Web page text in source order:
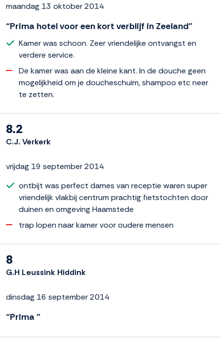
maandag 13 oktober 2014
“Prima hotel voor een kort verblijf in Zeeland”
Kamer was schoon. Zeer vriendelijke ontvangst en
verdere service.
De kamer was aan de kleine kant. In de douche geen
mogelijkheid om je doucheschuim, shampoo etc neer
te zetten.
8.2
C.J. Verkerk
vrijdag 19 september 2014
ontbijt was perfect dames van receptie waren super
vriendelijk vlakbij centrum prachtig fietstochten door
duinen en omgeving Haamstede
trap lopen naar kamer voor oudere mensen
8
G.H Leussink Hiddink
dinsdag 16 september 2014
“Prima ”